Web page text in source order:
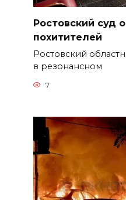
Ростовский суд
похитителей
Ростовский
в резонансном
7